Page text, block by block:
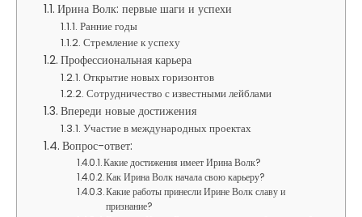
Ирина Волк: первые шаги и успехи
Ранние годы
Стремление к успеху
Профессиональная карьера
Открытие новых горизонтов
Сотрудничество с известными лейблами
Впереди новые достижения
Участие в международных проектах
Вопрос-ответ:
Какие достижения имеет Ирина Волк?
Как Ирина Волк начала свою карьеру?
Какие работы принесли Ирине Волк славу и
признание?